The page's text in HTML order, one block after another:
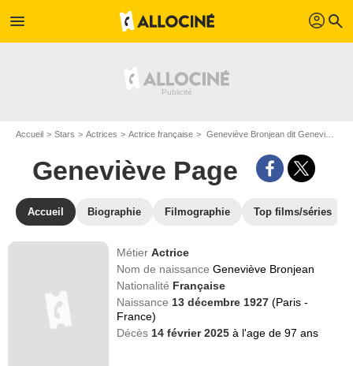
menu profil search
Accueil Stars Actrices Actrice française Geneviève Bronjean dit Geneviève Page
Geneviève Page
Accueil Biographie Filmographie Top films/séries
MétierActrice
Nom de naissanceGeneviève Bronjean
Nationalité Française
Naissance 13 décembre 1927(Paris -
France)
Décès 14 février 2025à l'age de 97 ans